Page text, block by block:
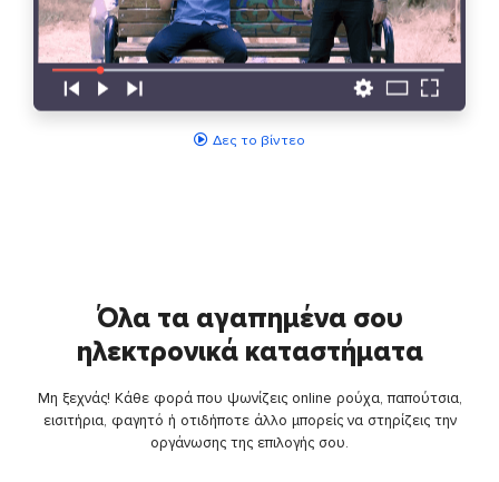
Δες το βίντεο
Όλα τα αγαπημένα σου
ηλεκτρονικά καταστήματα
Μη ξεχνάς! Κάθε φορά που ψωνίζεις online ρούχα, παπούτσια,
εισιτήρια, φαγητό ή οτιδήποτε άλλο μπορείς να στηρίζεις την
οργάνωσης της επιλογής σου.